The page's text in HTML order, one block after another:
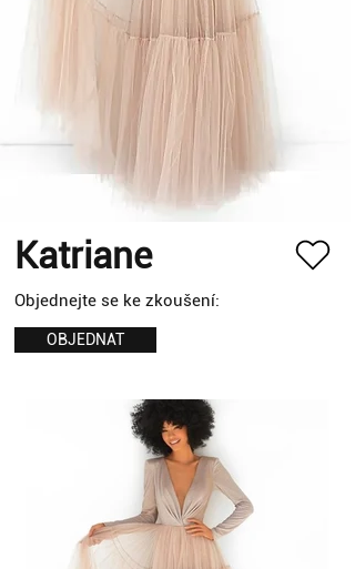
Katriane
Objednejte se ke zkoušení:
OBJEDNAT